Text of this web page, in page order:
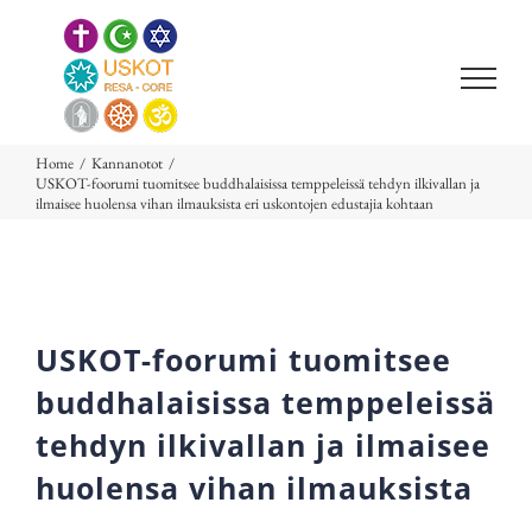
Home / Kannanotot /
USKOT-foorumi tuomitsee buddhalaisissa temppeleissä tehdyn ilkivallan ja
ilmaisee huolensa vihan ilmauksista eri uskontojen edustajia kohtaan
USKOT-foorumi tuomitsee
buddhalaisissa temppeleissä
tehdyn ilkivallan ja ilmaisee
huolensa vihan ilmauksista